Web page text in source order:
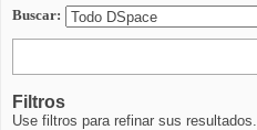
Buscar:
Filtros
Use filtros para refinar sus resultados.